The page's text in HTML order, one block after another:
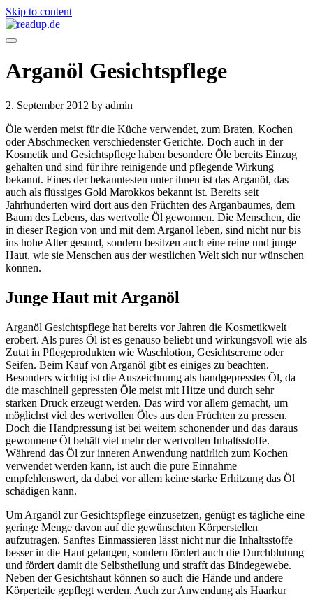
Skip to content
Arganöl Gesichtspflege
2. September 2012 by admin
Öle werden meist für die Küche verwendet, zum Braten, Kochen
oder Abschmecken verschiedenster Gerichte. Doch auch in der
Kosmetik und Gesichtspflege haben besondere Öle bereits Einzug
gehalten und sind für ihre reinigende und pflegende Wirkung
bekannt. Eines der bekanntesten unter ihnen ist das Arganöl, das
auch als flüssiges Gold Marokkos bekannt ist. Bereits seit
Jahrhunderten wird dort aus den Früchten des Arganbaumes, dem
Baum des Lebens, das wertvolle Öl gewonnen. Die Menschen, die
in dieser Region von und mit dem Arganöl leben, sind nicht nur bis
ins hohe Alter gesund, sondern besitzen auch eine reine und junge
Haut, wie sie Menschen aus der westlichen Welt sich nur wünschen
können.
Junge Haut mit Arganöl
Arganöl Gesichtspflege hat bereits vor Jahren die Kosmetikwelt
erobert. Als pures Öl ist es genauso beliebt und wirkungsvoll wie als
Zutat in Pflegeprodukten wie Waschlotion, Gesichtscreme oder
Seifen. Beim Kauf von Arganöl gibt es einiges zu beachten.
Besonders wichtig ist die Auszeichnung als handgepresstes Öl, da
die maschinell gepressten Öle meist mit Hitze und durch sehr
starken Druck erzeugt werden. Das wird vor allem gemacht, um
möglichst viel des wertvollen Öles aus den Früchten zu pressen.
Doch die Handpressung ist bei weitem schonender und das daraus
gewonnene Öl behält viel mehr der wertvollen Inhaltsstoffe.
Während das Öl zur inneren Anwendung natürlich zum Kochen
verwendet werden kann, ist auch die pure Einnahme
empfehlenswert, da dabei vor allem keine starke Erhitzung das Öl
schädigen kann.
Um Arganöl zur Gesichtspflege einzusetzen, genügt es tägliche eine
geringe Menge davon auf die gewünschten Körperstellen
aufzutragen. Sanftes Einmassieren lässt nicht nur die Inhaltsstoffe
besser in die Haut gelangen, sondern fördert auch die Durchblutung
und fördert damit die Selbstheilung und strafft das Bindegewebe.
Neben der Gesichtshaut können so auch die Hände und andere
Körperteile gepflegt werden. Auch zur Anwendung als Haarkur